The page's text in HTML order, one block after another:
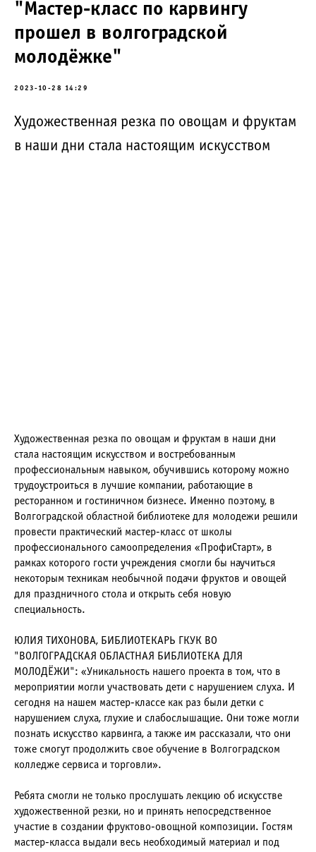
"Мастер-класс по карвингу
прошел в волгоградской
молодёжке"
2023-10-28 14:29
Художественная резка по овощам и фруктам
в наши дни стала настоящим искусством
Художественная резка по овощам и фруктам в наши дни
стала настоящим искусством и востребованным
профессиональным навыком, обучившись которому можно
трудоустроиться в лучшие компании, работающие в
ресторанном и гостиничном бизнесе. Именно поэтому, в
Волгоградской областной библиотеке для молодежи решили
провести практический мастер-класс от школы
профессионального самоопределения «ПрофиСтарт», в
рамках которого гости учреждения смогли бы научиться
некоторым техникам необычной подачи фруктов и овощей
для праздничного стола и открыть себя новую
специальность.
ЮЛИЯ ТИХОНОВА, БИБЛИОТЕКАРЬ ГКУК ВО
"ВОЛГОГРАДСКАЯ ОБЛАСТНАЯ БИБЛИОТЕКА ДЛЯ
МОЛОДЁЖИ": «Уникальность нашего проекта в том, что в
мероприятии могли участвовать дети с нарушением слуха. И
сегодня на нашем мастер-классе как раз были детки с
нарушением слуха, глухие и слабослышащие. Они тоже могли
познать искусство карвинга, а также им рассказали, что они
тоже смогут продолжить свое обучение в Волгоградском
колледже сервиса и торговли».
Ребята смогли не только прослушать лекцию об искусстве
художественной резки, но и принять непосредственное
участие в создании фруктово-овощной композиции. Гостям
мастер-класса выдали весь необходимый материал и под